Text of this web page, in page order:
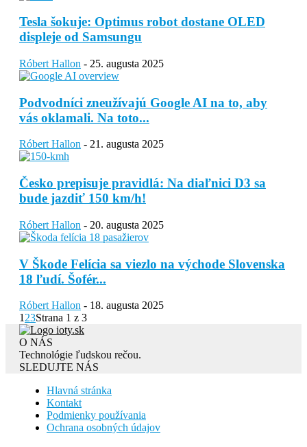
Tesla šokuje: Optimus robot dostane OLED
displeje od Samsungu
Róbert Hallon - 25. augusta 2025
Podvodníci zneužívajú Google AI na to, aby
vás oklamali. Na toto...
Róbert Hallon - 21. augusta 2025
Česko prepisuje pravidlá: Na diaľnici D3 sa
bude jazdiť 150 km/h!
Róbert Hallon - 20. augusta 2025
V Škode Felícia sa viezlo na východe Slovenska
18 ľudí. Šofér...
Róbert Hallon - 18. augusta 2025
1 23Strana 1 z 3
O NÁS
Technológie ľudskou rečou.
SLEDUJTE NÁS
Hlavná stránka
Kontakt
Podmienky používania
Ochrana osobných údajov